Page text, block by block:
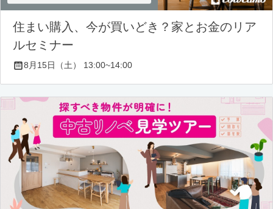
住まい購入、今が買いどき？家とお金のリア
ルセミナー
8月15日（土） 13:00~14:00